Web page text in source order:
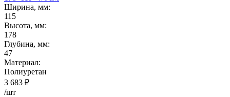
Ширина, мм:
115
Высота, мм:
178
Глубина, мм:
47
Материал:
Полиуретан
3 683 ₽
/шт